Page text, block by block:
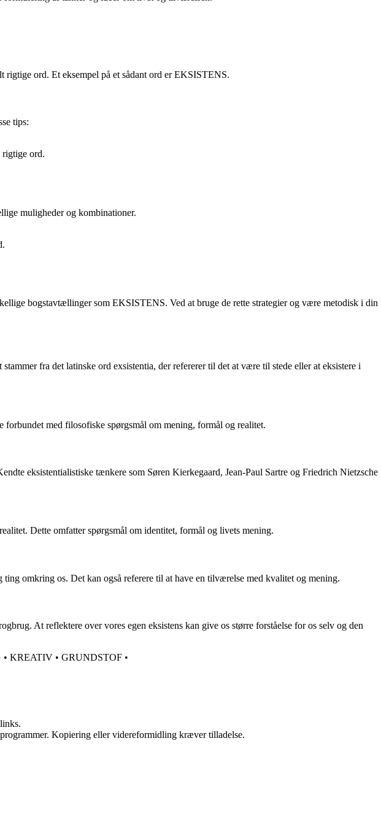
ord. Et eksempel på et sådant ord er EKSISTENS.
tips:
ord.
muligheder og kombinationer.
bogstavtællinger som EKSISTENS. Ved at bruge de rette strategier og være metodisk i din
fra det latinske ord exsistentia, der refererer til det at være til stede eller at eksistere i
forbundet med filosofiske spørgsmål om mening, formål og realitet.
eksistentialistiske tænkere som Søren Kierkegaard, Jean-Paul Sartre og Friedrich Nietzsche
Dette omfatter spørgsmål om identitet, formål og livets mening.
omkring os. Det kan også referere til at have en tilværelse med kvalitet og mening.
At reflektere over vores egen eksistens kan give os større forståelse for os selv og den
• KREATIV • GRUNDSTOF •
Kopiering eller videreformidling kræver tilladelse.